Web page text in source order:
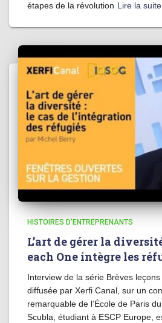
étapes de la révolution Lire la
HISTOIRES D'ENTREPRENANTS
L’art de gérer la
each One intègre les
Interview de la série Brèves
diffusée par Xerfi Canal, sur un
remarquable de l’École de Paris
Scubla, étudiant à ESCP Europe,